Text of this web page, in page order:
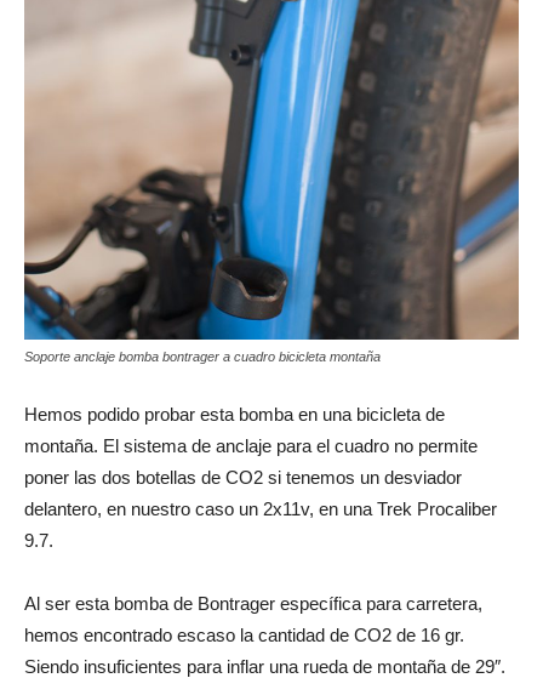
Soporte anclaje bomba bontrager a cuadro bicicleta montaña
Hemos podido probar esta bomba en una bicicleta de
montaña. El sistema de anclaje para el cuadro no permite
poner las dos botellas de CO2 si tenemos un desviador
delantero, en nuestro caso un 2x11v, en una Trek Procaliber
9.7.
Al ser esta bomba de Bontrager específica para carretera,
hemos encontrado escaso la cantidad de CO2 de 16 gr.
Siendo insuficientes para inflar una rueda de montaña de 29″.